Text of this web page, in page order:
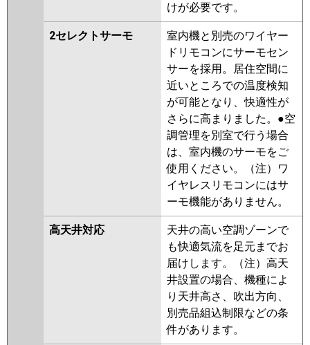
けが必要です。
2セレクトサーモ
室内機と別売のワイヤー
ドリモコンにサーモセン
サーを採用。居住空間に
近いところでの温度検知
が可能となり、快適性が
さらに高まりました。●空
調管理を別室で行う場合
は、室内機のサーモをご
使用ください。（注）ワ
イヤレスリモコンにはサ
ーモ機能がありません。
高天井対応
天井の高い空調ゾーンで
も快適気流を足元までお
届けします。（注）高天
井設置の場合、機種によ
り天井高さ、吹出方向、
別売品組込制限などの条
件があります。